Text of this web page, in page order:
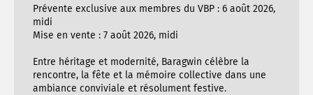
Prévente exclusive aux membres du VBP : 6 août 2026,
midi
Mise en vente : 7 août 2026, midi
Entre héritage et modernité, Baragwin célèbre la
rencontre, la fête et la mémoire collective dans une
ambiance conviviale et résolument festive.